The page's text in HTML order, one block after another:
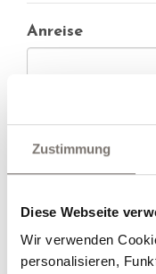
Zustimmung
Diese Webseite
Wir verwenden
personalisieren,
Anreise
Alternative
Alternative